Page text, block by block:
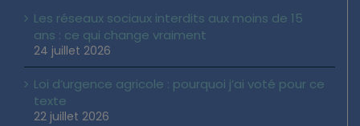
Les réseaux sociaux interdits aux moins de 15
ans : ce qui change vraiment
24 juillet 2026
Loi d’urgence agricole : pourquoi j’ai voté pour ce
texte
22 juillet 2026